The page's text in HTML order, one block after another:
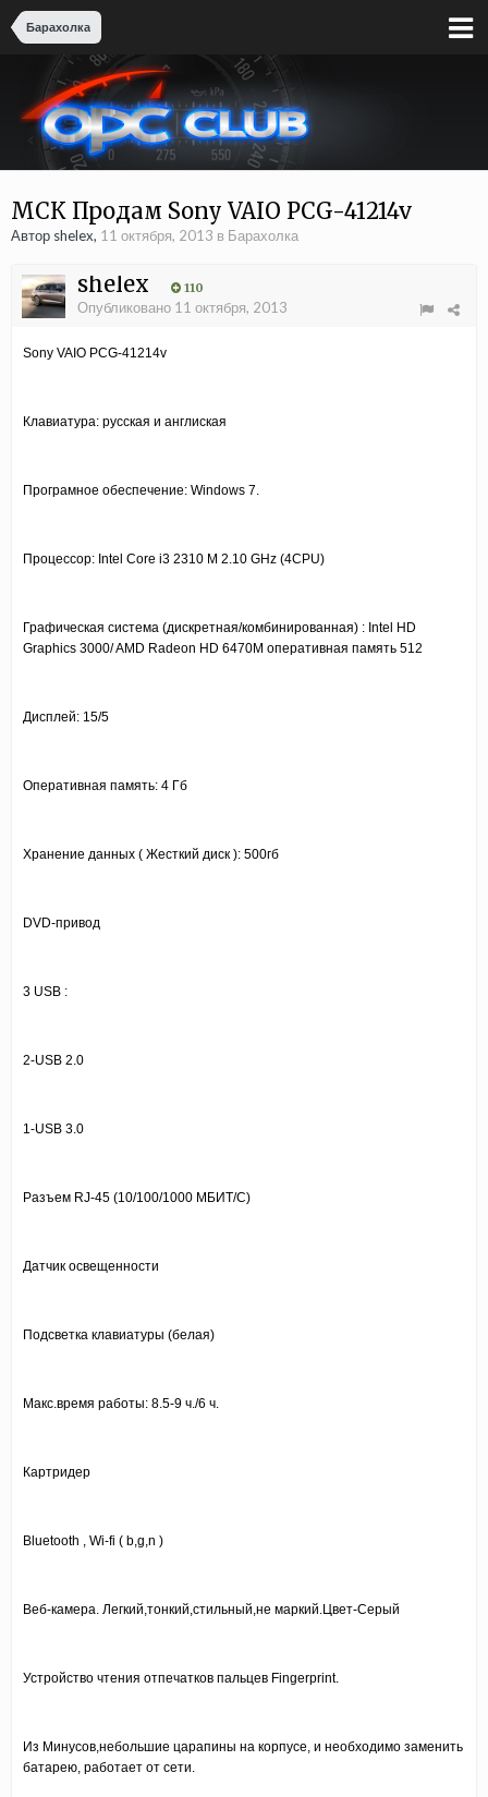
Барахолка
МСК Продам Sony VAIO PCG-41214v
Автор shelex, 11 октября, 2013 в Барахолка
shelex 110
Опубликовано 11 октября, 2013
Sony VAIO PCG-41214v
Клавиатура: русская и англиская
Програмное обеспечение: Windows 7.
Процессор: Intel Сore i3 2310 M 2.10 GHz (4CPU)
Графическая система (дискретная/комбинированная) : Intel HD
Graphics 3000/ AMD Radeon HD 6470M оперативная память 512
Дисплей: 15/5
Оперативная память: 4 Гб
Хранение данных ( Жесткий диск ): 500гб
DVD-привод
3 USB :
2-USB 2.0
1-USB 3.0
Разъем RJ-45 (10/100/1000 МБИТ/С)
Датчик освещенности
Подсветка клавиатуры (белая)
Макс.время работы: 8.5-9 ч./6 ч.
Картридер
Bluetooth , Wi-fi ( b,g,n )
Веб-камера. Легкий,тонкий,стильный,не маркий.Цвет-Серый
Устройство чтения отпечатков пальцев Fingerprint.
Из Минусов,небольшие царапины на корпусе, и необходимо заменить
батарею, работает от сети.